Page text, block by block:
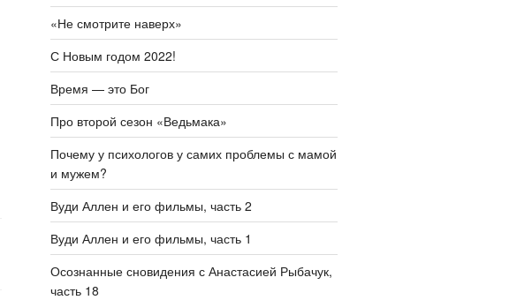
«Не смотрите наверх»
С Новым годом 2022!
Время — это Бог
Про второй сезон «Ведьмака»
Почему у психологов у самих проблемы с мамой
и мужем?
Вуди Аллен и его фильмы, часть 2
Вуди Аллен и его фильмы, часть 1
Осознанные сновидения с Анастасией Рыбачук,
часть 18